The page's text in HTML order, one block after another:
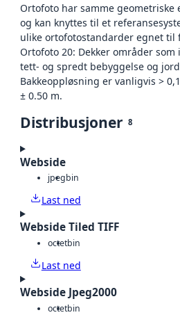
Ortofoto har samme geometriske
og kan knyttes til et
ulike ortofotostandarder egnet til
Ortofoto 20: Dekker områder som
tett- og spredt bebyggelse og
Bakkeoppløsning er vanligvis >
± 0.50 m.
Distribusjoner 8
Webside
jpegbin
Last ned
Webside Tiled TIFF
octetbin
Last ned
Webside Jpeg2000
octetbin